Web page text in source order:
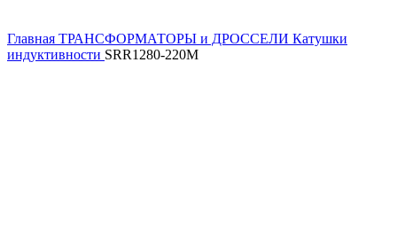
Главная ТРАНСФОРМАТОРЫ и ДРОССЕЛИ Катушки
индуктивности SRR1280-220M